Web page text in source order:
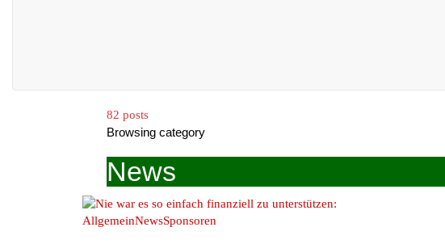
Unser Club
82 posts
Browsing category
News
AllgemeinNewsSponsoren